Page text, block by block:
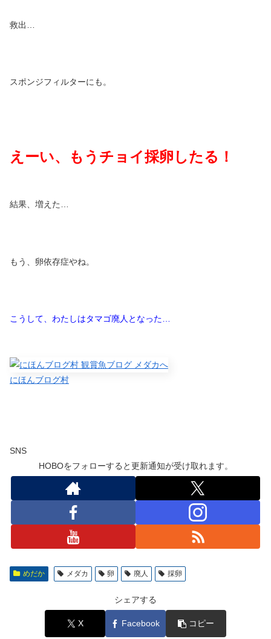
救出…
スポンジフィルターにも。
えーい、もうチョイ採卵したる！
結果、増えた…
もう、卵依存症やね。
こうして、わたしはタマゴ廃人となった
にほんブログ村
SNS
HOBOをフォローすると更新通知が受け取れます。
めだか メダカ 卵 廃人 採卵
シェアする
X Facebook コピー